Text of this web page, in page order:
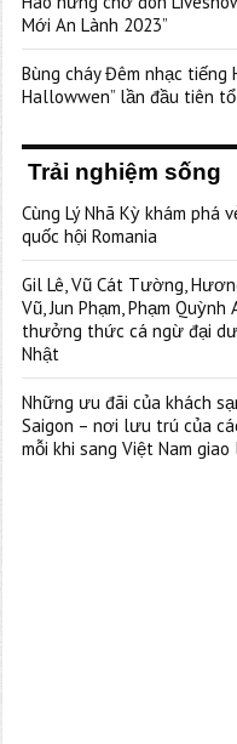
Mới An Lành 2023”
Bùng cháy Đêm nhạc tiếng
Hallowwen” lần đầu tiên
Trải nghiệm sống
Cùng Lý Nhã Kỳ khám phá
quốc hội Romania
Gil Lê, Vũ Cát Tường,
Vũ, Jun Phạm, Phạm
thưởng thức cá ngừ đại
Nhật
Những ưu đãi của khách
Saigon – nơi lưu trú của
mỗi khi sang Việt Nam